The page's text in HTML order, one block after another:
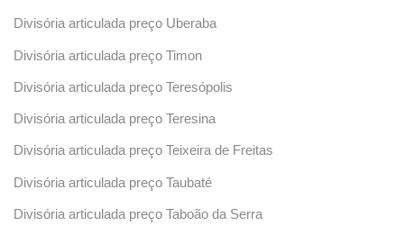
Divisória articulada preço Uberaba
Divisória articulada preço Timon
Divisória articulada preço Teresópolis
Divisória articulada preço Teresina
Divisória articulada preço Teixeira de Freitas
Divisória articulada preço Taubaté
Divisória articulada preço Taboão da Serra